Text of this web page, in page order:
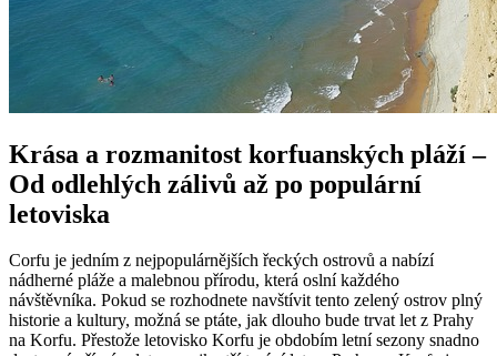
Krása a rozmanitost korfuanských pláží –
Od odlehlých zálivů až po populární
letoviska
Corfu je jedním z nejpopulárnějších řeckých ostrovů a nabízí
nádherné pláže a malebnou přírodu, která oslní každého
návštěvníka. Pokud se rozhodnete navštívit tento zelený ostrov plný
historie a kultury, možná se ptáte, jak dlouho bude trvat let z Prahy
na Korfu. Přestože letovisko Korfu je obdobím letní sezony snadno